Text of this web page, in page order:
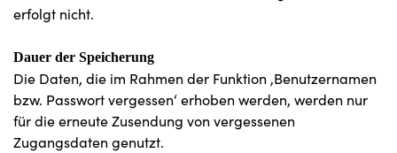
erfolgt nicht.
Dauer der Speicherung
Die Daten, die im Rahmen der Funktion ‚Benutzernamen
bzw. Passwort vergessen‘ erhoben werden, werden nur
für die erneute Zusendung von vergessenen
Zugangsdaten genutzt.